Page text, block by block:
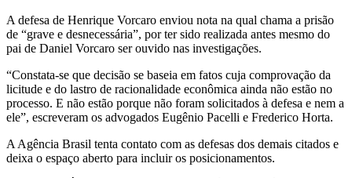
A defesa de Henrique Vorcaro enviou nota na qual chama a prisão
de “grave e desnecessária”, por ter sido realizada antes mesmo do
pai de Daniel Vorcaro ser ouvido nas investigações.
“Constata-se que decisão se baseia em fatos cuja comprovação da
licitude e do lastro de racionalidade econômica ainda não estão no
processo. E não estão porque não foram solicitados à defesa e nem a
ele”, escreveram os advogados Eugênio Pacelli e Frederico Horta.
A Agência Brasil tenta contato com as defesas dos demais citados e
deixa o espaço aberto para incluir os posicionamentos.